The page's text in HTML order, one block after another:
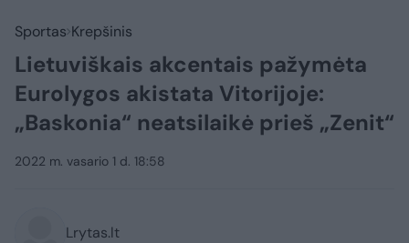
Sportas Krepšinis
Lietuviškais akcentais pažymėta
Eurolygos akistata Vitorijoje:
„Baskonia“ neatsilaikė prieš „Zenit“
2022 m. vasario 1 d. 18:58
Lrytas.lt